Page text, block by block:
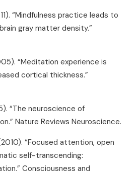
“Mindfulness practice leads to
gray matter density.”
“Meditation experience is
cortical thickness.”
“The neuroscience of
Nature Reviews Neuroscience.
“Focused attention, open
self-transcending:
Consciousness and